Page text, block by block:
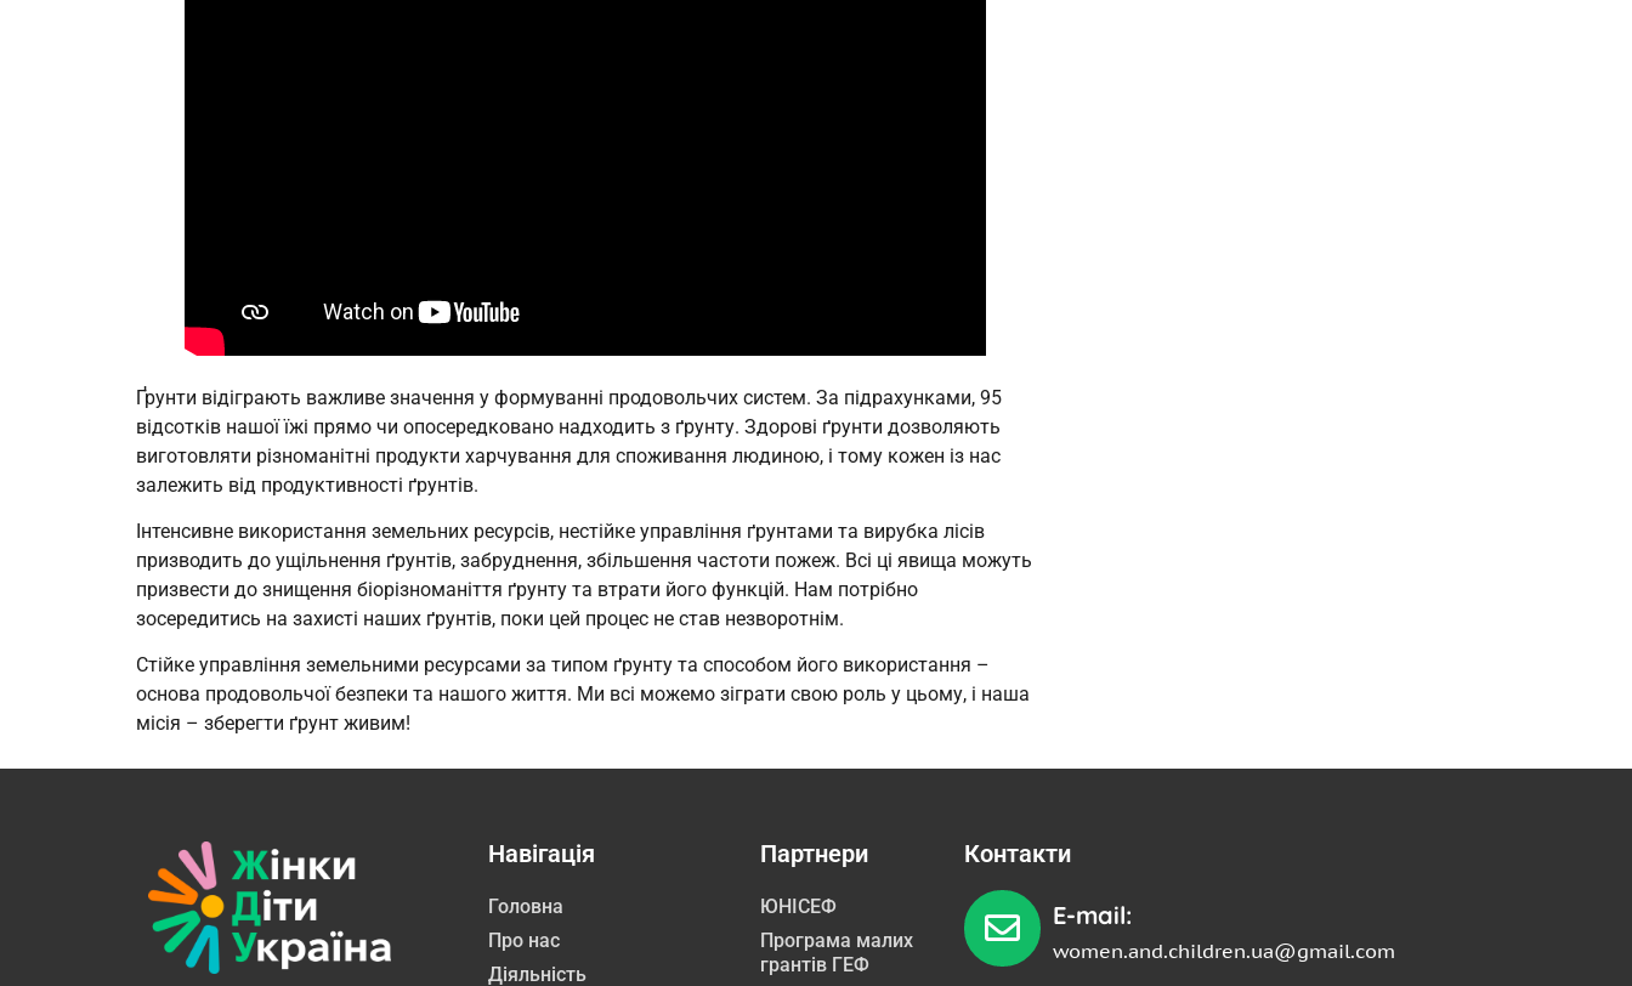
Ґрунти відіграють важливе значення у формуванні продовольчих систем. За підрахунками, 95
відсотків нашої їжі прямо чи опосередковано надходить з ґрунту. Здорові ґрунти дозволяють
виготовляти різноманітні продукти харчування для споживання людиною, і тому кожен із нас
залежить від продуктивності ґрунтів.
Інтенсивне використання земельних ресурсів, нестійке управління ґрунтами та вирубка лісів
призводить до ущільнення ґрунтів, забруднення, збільшення частоти пожеж. Всі ці явища можуть
призвести до знищення біорізноманіття ґрунту та втрати його функцій. Нам потрібно
зосередитись на захисті наших ґрунтів, поки цей процес не став незворотнім.
Стійке управління земельними ресурсами за типом ґрунту та способом його використання –
основа продовольчої безпеки та нашого життя. Ми всі можемо зіграти свою роль у цьому, і наша
місія – зберегти ґрунт живим!
Навігація
Головна
Про нас
Діяльність
Партнери
ЮНІСЕФ
Програма малих
грантів ГЕФ
Контакти
E-mail:
women.and.children.ua@gmail.com